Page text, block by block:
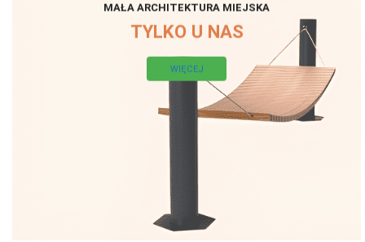
MAŁA ARCHITEKTURA MIEJSKA
TYLKO U NAS
WIĘCEJ